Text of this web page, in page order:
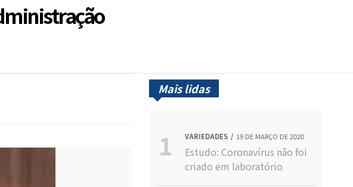
Mais lidas
VARIEDADES 19 DE MARÇO DE 2020
Estudo: Coronavírus não foi
criado em laboratório